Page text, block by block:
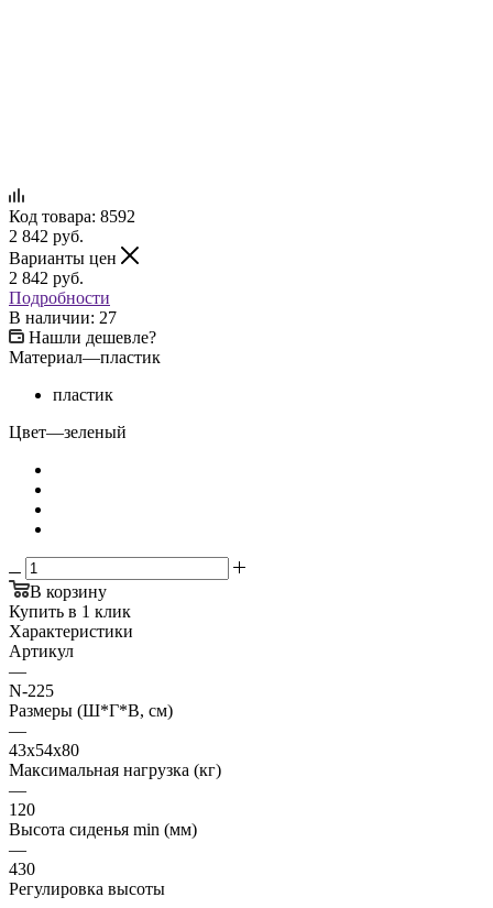
Код товара: 8592
2 842 руб.
Варианты цен
2 842 руб.
Подробности
В наличии: 27
Нашли дешевле?
Материал—пластик
пластик
Цвет—зеленый
В корзину
Купить в 1 клик
Характеристики
Артикул
—
N-225
Размеры (Ш*Г*В, см)
—
43x54x80
Максимальная нагрузка (кг)
—
120
Высота сиденья min (мм)
—
430
Регулировка высоты